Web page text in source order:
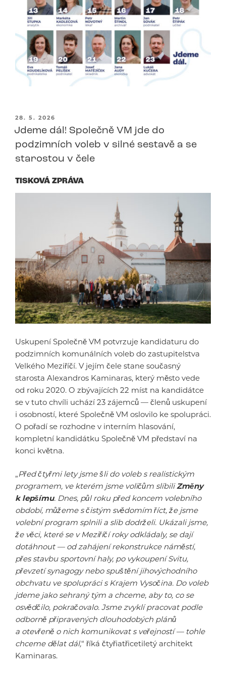
PUBLIKOVÁNO
28. 5. 2026
Jdeme dál! Společně VM jde do
podzimních voleb v silné sestavě a se
starostou v čele
TISKOVÁ ZPRÁVA
Uskupení Společně VM potvrzuje kandidaturu do
podzimních komunálních voleb do zastupitelstva
Velkého Meziříčí. V jejím čele stane současný
starosta Alexandros Kaminaras, který město vede
od roku 2020. O zbývajících 22 míst na kandidátce
se v tuto chvíli uchází 23 zájemců — členů uskupení
i osobností, které Společně VM oslovilo ke spolupráci.
O pořadí se rozhodne v interním hlasování,
kompletní kandidátku Společně VM představí na
konci května.
„Před čtyřmi lety jsme šli do voleb s realistickým
programem, ve kterém jsme voličům slíbiliZměny
k lepšímu. Dnes, půl roku před koncem volebního
období, můžeme s čistým svědomím říct, že jsme
volební program splnili a slib dodrželi. Ukázali jsme,
že věci, které se v Meziříčí roky odkládaly, se dají
dotáhnout — od zahájení rekonstrukce náměstí,
přes stavbu sportovní haly, po vykoupení Svitu,
převzetí synagogy nebo spuštění jihovýchodního
obchvatu ve spolupráci s Krajem Vysočina. Do voleb
jdeme jako sehraný tým a chceme, aby to, co se
osvědčilo, pokračovalo. Jsme zvyklí pracovat podle
odborně připravených dlouhodobých plánů
a otevřeně o nich komunikovat s veřejností — tohle
chceme dělat dál,“ říká čtyřiatřicetiletý architekt
Kaminaras.